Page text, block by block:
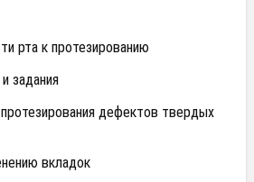
рта к протезированию
задания
дефектов твердых
вкладок